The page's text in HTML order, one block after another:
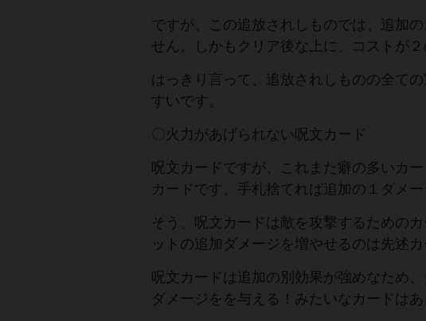
ですが、この追放されしものでは、追加
せん。しかもクリア後な上に、コストが
はっきり言って、追放されしものの全て
すいです。
〇火力があげられない呪文カード
呪文カードですが、これまた癖の多いカ
カードです、手札捨てれば追加の１ダメー
そう、呪文カードは敵を攻撃するための
ットの追加ダメージを増やせるのは先述カ
呪文カードは追加の別効果が強めなため
ダメージをを与える！みたいなカードはあ